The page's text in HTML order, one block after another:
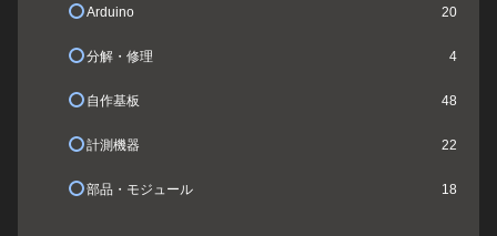
Arduino 20
分解・修理 4
自作基板 48
計測機器 22
部品・モジュール 18